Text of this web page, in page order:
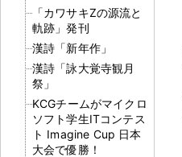
「カワサキZの源流と
軌跡」発刊
漢詩「新年作」
漢詩「詠大覚寺観月
祭」
KCGチームがマイクロ
ソフト学生ITコンテス
ト Imagine Cup 日本
大会で優勝！